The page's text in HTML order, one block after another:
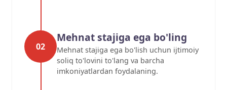
02
Mehnat stajiga ega bo'ling
Mehnat stajiga ega bo'lish uchun ijtimoiy
soliq to'lovini to'lang va barcha
imkoniyatlardan foydalaning.